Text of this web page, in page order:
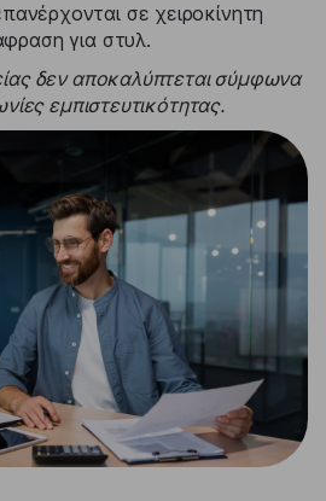
σε χειροκίνητη
για στυλ.
δεν αποκαλύπτεται σύμφωνα
εμπιστευτικότητας.